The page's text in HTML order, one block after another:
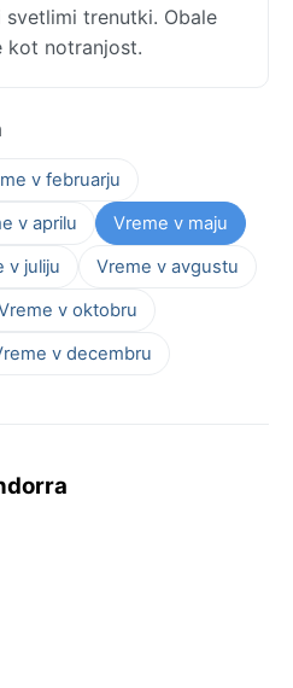
trenutki. Obale
kot notranjost.
v februarju
v aprilu
Vreme v maju
v juliju
Vreme v avgustu
v oktobru
v decembru